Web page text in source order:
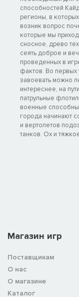
способностей
регионы, в
возник вопрос
которые мы
сносное, древо
сеять доброе и
проведенных в
фактов. Во первых
завоевать можно
интереснее, на
патрульные
военные способны
города начинают
и вертолетов
танков. Ох и
Магазин игр
Поставщикам
О нас
О магазине
Каталог